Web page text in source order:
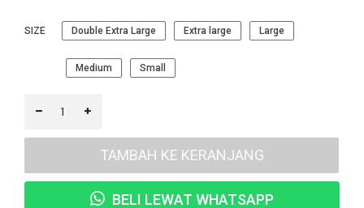
SIZE Double Extra Large Extra large Large
Medium Small
TAMBAH KE KERANJANG
BELI LEWAT WHATSAPP